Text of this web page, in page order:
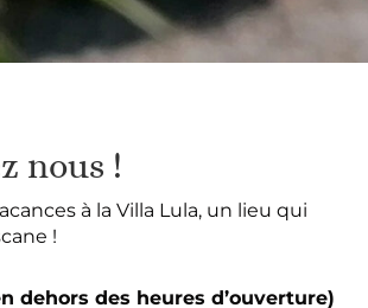
nous !
à la Villa Lula, un lieu qui
!
dehors des heures d’ouverture)